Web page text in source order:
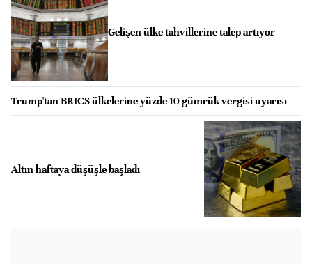
Gelişen ülke tahvillerine talep artıyor
Trump'tan BRICS ülkelerine yüzde 10 gümrük vergisi uyarısı
Altın haftaya düşüşle başladı